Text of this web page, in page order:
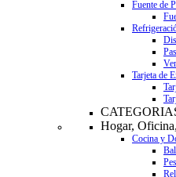
Fuente de
Tarjeta de
Hogar,
Cocina y